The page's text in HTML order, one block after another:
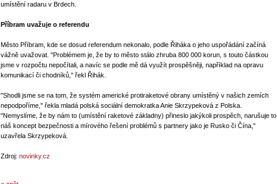
umístění radaru v Brdech.
Příbram uvažuje o referendu
Město Příbram, kde se dosud referendum nekonalo, podle Řiháka o jeho uspořádání začíná
vážně uvažovat. "Problémem je, že by to město stálo zhruba 800 000 korun, s touto částkou
jsme v rozpočtu nepočítali, a navíc se podle mě dá využít prospěšněji, například na opravu
komunikací či chodníků," řekl Řihák.
"Shodli jsme se na tom, že systém americké protiraketové obrany umístěný v našich zemích
nepodpoříme," řekla mladá polská sociální demokratka Anie Skrzypeková z Polska.
"Nemyslíme, že by nám to (umístění raketové základny) přineslo jakýkoli prospěch, narušuje to
náš koncept bezpečnosti a mírového řešení problémů s partnery jako je Rusko či Čína,"
uzavřela Skrzypeková.
Zdroj: novinky.cz